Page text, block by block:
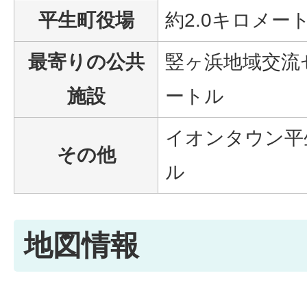
平生町役場
約2.0キロメー
最寄りの公共
施設
竪ヶ浜地域交
ートル
その他
イオンタウン
ル
地図情報